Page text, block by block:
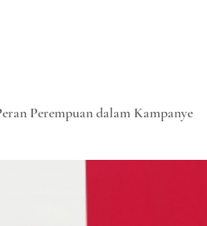
Perempuan dalam Kampanye